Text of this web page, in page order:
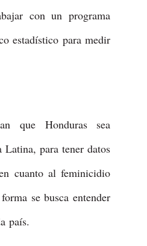
con un programa
estadístico para medir
que Honduras sea
para tener datos
cuanto al feminicidio
se busca entender
país.